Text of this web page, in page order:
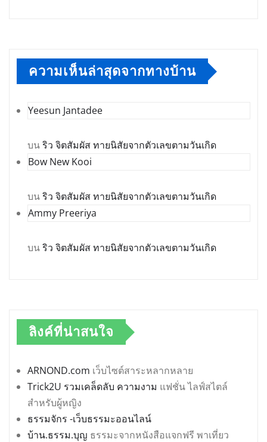
ความเห็นล่าสุดจากทางบ้าน
Yeesun Jantadee
บนริว จิตสัมผัส ทายนิสัยจากตัวเลขตามวันเกิด
Bow New Kooi
บนริว จิตสัมผัส ทายนิสัยจากตัวเลขตามวันเกิด
Ammy Preeriya
บนริว จิตสัมผัส ทายนิสัยจากตัวเลขตามวันเกิด
ลิงค์ที่น่าสนใจ
ARNOND.com เว็บไซต์สาระหลากหลาย
Trick2U รวมเคล็ดลับ ความงาม แฟชั่น ไลฟ์สไตล์
สำหรับผู้หญิง
ธรรมจักร -เว็บธรรมะออนไลน์
บ้าน.ธรรม.บุญ ธรรมะจากหนังสือแจกฟรี พาเที่ยว